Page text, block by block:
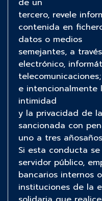
de un
tercero, revele
contenida en
datos o medios
semejantes, a
electrónico,
e intencionalmente
intimidad
y la privacidad de
sancionada con
uno a tres
Si esta conducta
servidor público,
bancarios internos
instituciones de la